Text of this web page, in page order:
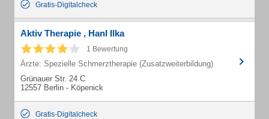
Gratis-Digitalcheck
Aktiv Therapie , Hanl Ilka
1 Bewertung
Ärzte: Spezielle Schmerztherapie (Zusatzweiterbildung)
Grünauer Str. 24 C
12557 Berlin - Köpenick
Gratis-Digitalcheck